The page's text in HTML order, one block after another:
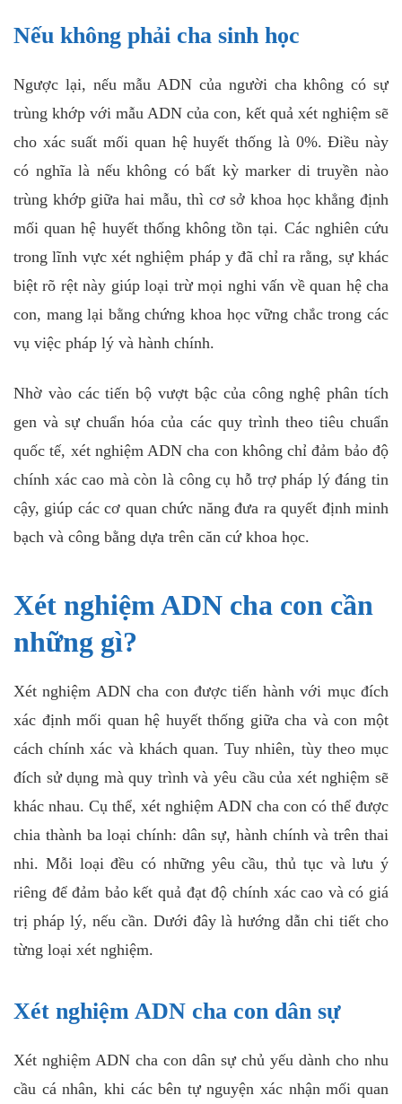
Nếu không phải cha sinh học
Ngược lại, nếu mẫu ADN của người cha không có sự
trùng khớp với mẫu ADN của con, kết quả xét nghiệm sẽ
cho xác suất mối quan hệ huyết thống là 0%. Điều này
có nghĩa là nếu không có bất kỳ marker di truyền nào
trùng khớp giữa hai mẫu, thì cơ sở khoa học khẳng định
mối quan hệ huyết thống không tồn tại. Các nghiên cứu
trong lĩnh vực xét nghiệm pháp y đã chỉ ra rằng, sự khác
biệt rõ rệt này giúp loại trừ mọi nghi vấn về quan hệ cha
con, mang lại bằng chứng khoa học vững chắc trong các
vụ việc pháp lý và hành chính.
Nhờ vào các tiến bộ vượt bậc của công nghệ phân tích
gen và sự chuẩn hóa của các quy trình theo tiêu chuẩn
quốc tế, xét nghiệm ADN cha con không chỉ đảm bảo độ
chính xác cao mà còn là công cụ hỗ trợ pháp lý đáng tin
cậy, giúp các cơ quan chức năng đưa ra quyết định minh
bạch và công bằng dựa trên căn cứ khoa học.
Xét nghiệm ADN cha con cần
những gì?
Xét nghiệm ADN cha con được tiến hành với mục đích
xác định mối quan hệ huyết thống giữa cha và con một
cách chính xác và khách quan. Tuy nhiên, tùy theo mục
đích sử dụng mà quy trình và yêu cầu của xét nghiệm sẽ
khác nhau. Cụ thể, xét nghiệm ADN cha con có thể được
chia thành ba loại chính: dân sự, hành chính và trên thai
nhi. Mỗi loại đều có những yêu cầu, thủ tục và lưu ý
riêng để đảm bảo kết quả đạt độ chính xác cao và có giá
trị pháp lý, nếu cần. Dưới đây là hướng dẫn chi tiết cho
từng loại xét nghiệm.
Xét nghiệm ADN cha con dân sự
Xét nghiệm ADN cha con dân sự chủ yếu dành cho nhu
cầu cá nhân, khi các bên tự nguyện xác nhận mối quan